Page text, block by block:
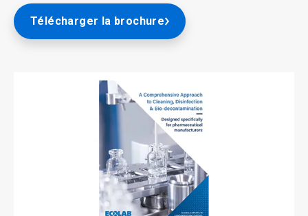
Télécharger la brochure